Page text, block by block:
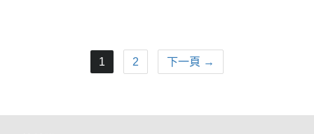
1 2 下一頁 →